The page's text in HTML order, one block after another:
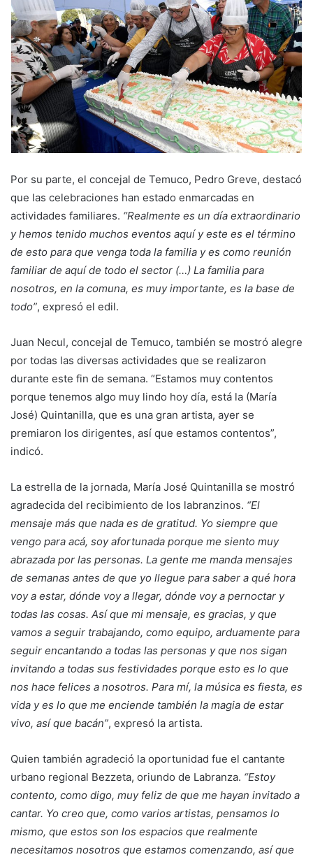
Por su parte, el concejal de Temuco, Pedro Greve, destacó
que las celebraciones han estado enmarcadas en
actividades familiares. “Realmente es un día extraordinario
y hemos tenido muchos eventos aquí y este es el término
de esto para que venga toda la familia y es como reunión
familiar de aquí de todo el sector (…) La familia para
nosotros, en la comuna, es muy importante, es la base de
todo”, expresó el edil.
Juan Necul, concejal de Temuco, también se mostró alegre
por todas las diversas actividades que se realizaron
durante este fin de semana. “Estamos muy contentos
porque tenemos algo muy lindo hoy día, está la (María
José) Quintanilla, que es una gran artista, ayer se
premiaron los dirigentes, así que estamos contentos”,
indicó.
La estrella de la jornada, María José Quintanilla se mostró
agradecida del recibimiento de los labranzinos. “El
mensaje más que nada es de gratitud. Yo siempre que
vengo para acá, soy afortunada porque me siento muy
abrazada por las personas. La gente me manda mensajes
de semanas antes de que yo llegue para saber a qué hora
voy a estar, dónde voy a llegar, dónde voy a pernoctar y
todas las cosas. Así que mi mensaje, es gracias, y que
vamos a seguir trabajando, como equipo, arduamente para
seguir encantando a todas las personas y que nos sigan
invitando a todas sus festividades porque esto es lo que
nos hace felices a nosotros. Para mí, la música es fiesta, es
vida y es lo que me enciende también la magia de estar
vivo, así que bacán”, expresó la artista.
Quien también agradeció la oportunidad fue el cantante
urbano regional Bezzeta, oriundo de Labranza. “Estoy
contento, como digo, muy feliz de que me hayan invitado a
cantar. Yo creo que, como varios artistas, pensamos lo
mismo, que estos son los espacios que realmente
necesitamos nosotros que estamos comenzando, así que